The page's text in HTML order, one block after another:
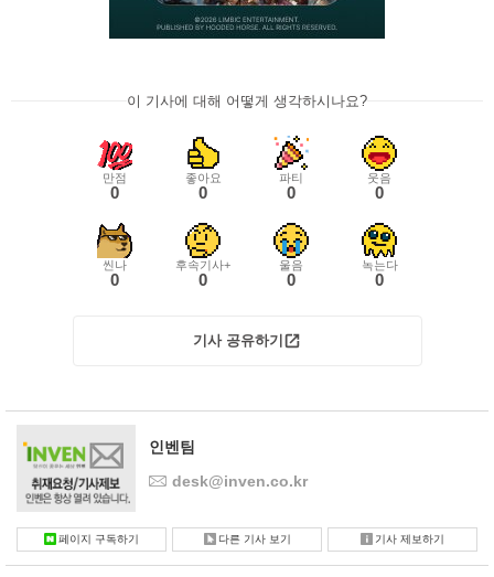
이 기사에 대해 어떻게 생각하시나요?
만점
0
좋아요
0
파티
0
웃음
0
씬나
0
후속기사+
0
울음
0
녹는다
0
기사 공유하기
인벤팀
desk@inven.co.kr
페이지 구독하기 다른 기사 보기 기사 제보하기